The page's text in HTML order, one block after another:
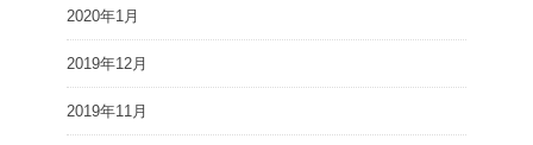
2020年1月
2019年12月
2019年11月